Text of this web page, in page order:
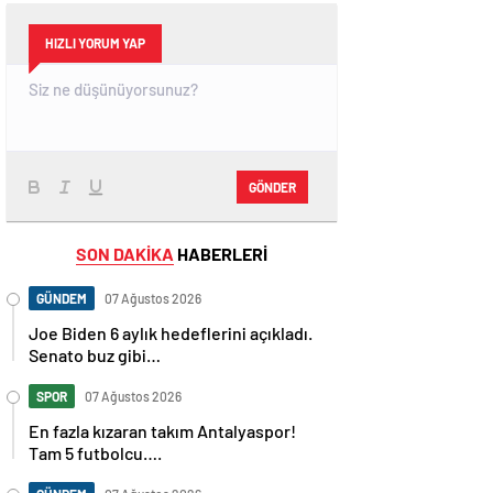
HIZLI YORUM YAP
GÖNDER
SON DAKİKA HABERLERİ
GÜNDEM 07 Ağustos 2026
Joe Biden 6 aylık hedeflerini açıkladı.
Senato buz gibi…
SPOR 07 Ağustos 2026
En fazla kızaran takım Antalyaspor!
Tam 5 futbolcu….